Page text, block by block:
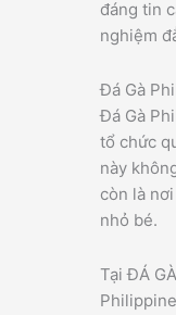
đáng tin
nghiệm
Đá Gà
Đá Gà
tổ chức
này
còn là
nhỏ bé.
Tại ĐÁ